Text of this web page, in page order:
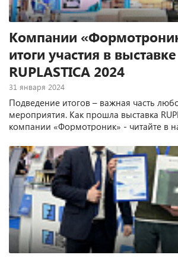
Компании
итоги участия в выставке
RUPLASTICA 2024
31 января 2024
Подведение итогов – важная часть
мероприятия. Как прошла выставка
компании «Формотроник» - читайте в